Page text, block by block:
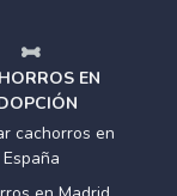
EN
cachorros en
España